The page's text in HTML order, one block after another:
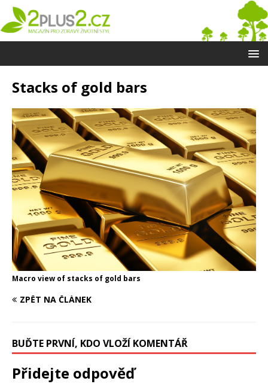
Stacks of gold bars
Macro view of stacks of gold bars
ZPĚT NA ČLÁNEK
BUĎTE PRVNÍ, KDO VLOŽÍ KOMENTÁŘ
Přidejte odpověď